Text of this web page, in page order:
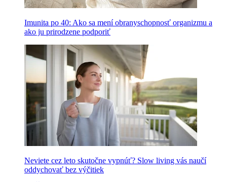
Imunita po 40: Ako sa mení obranyschopnosť organizmu a
ako ju prirodzene podporiť
Neviete cez leto skutočne vypnúť? Slow living vás naučí
oddychovať bez výčitiek